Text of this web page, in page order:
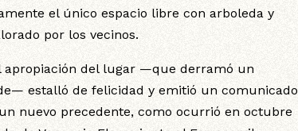
el único espacio libre con arboleda y
por los vecinos.
apropiación del lugar —que derramó un
estalló de felicidad y emitió un comunicado
nuevo precedente, como ocurrió en octubre